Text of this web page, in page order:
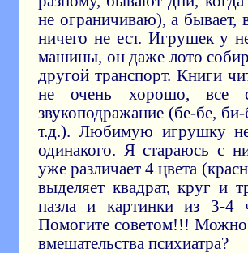
не ограничиваю), а
ничего не ест. Игрушек у
машины, он даже лото
другой транспорт. Книги
не очень хорошо, все
звукоподражание (бе-бе,
т.д.). Любимую игрушку не
одинакого. Я стараюсь с
уже различает 4 цвета
выделяет квадрат, круг и
пазла и картинки из 3-4
Помогите советом!!! Можно
вмешательства психиатра?